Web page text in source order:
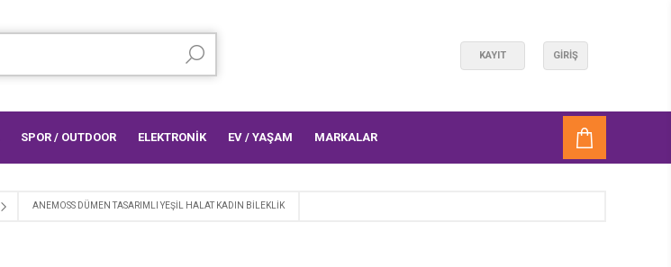
KAYIT GIRIŞ
SPOR / OUTDOOR ELEKTRONİK EV / YAŞAM MARKALAR
ANEMOSS DÜMEN TASARIMLI YEŞIL HALAT KADIN BILEKLIK